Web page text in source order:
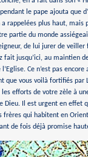
le pape ajouta que
a rappelées plus haut, mais
partie du monde
de lui jurer de veiller
fait jusqu’ici, au maintien
Ce n’est pas
que vous voilà fortifiés par
les efforts de votre zèle à
Dieu. Il est urgent en effet
frères qui habitent en
de fois déjà promise